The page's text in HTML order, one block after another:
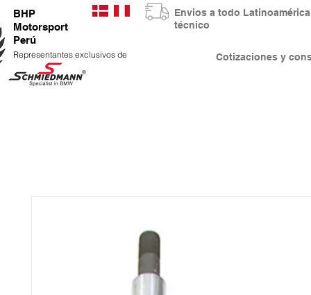
BHP
Motorsport
Perú
Representantes exclusivos de Cotizaciones y
Envios a todo
técnico